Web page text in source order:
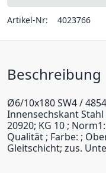
Artikel-Nr: 4023766
Beschreibung
Ø6/10x180 SW4 /
Innensechskant
20920; KG 10 ;
Qualität ; Farbe: ;
Gleitschicht; zus.